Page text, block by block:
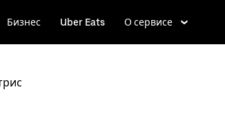
Бизнес Uber Eats О сервисе